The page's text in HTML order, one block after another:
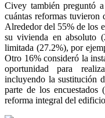
Civey también preguntó
cuántas reformas tuvieron
Alrededor del 55% de los
su vivienda en absoluto
limitada (27.2%), por
Otro 16% consideró la
oportunidad para
incluyendo la sustitución
parte de los
reforma integral del